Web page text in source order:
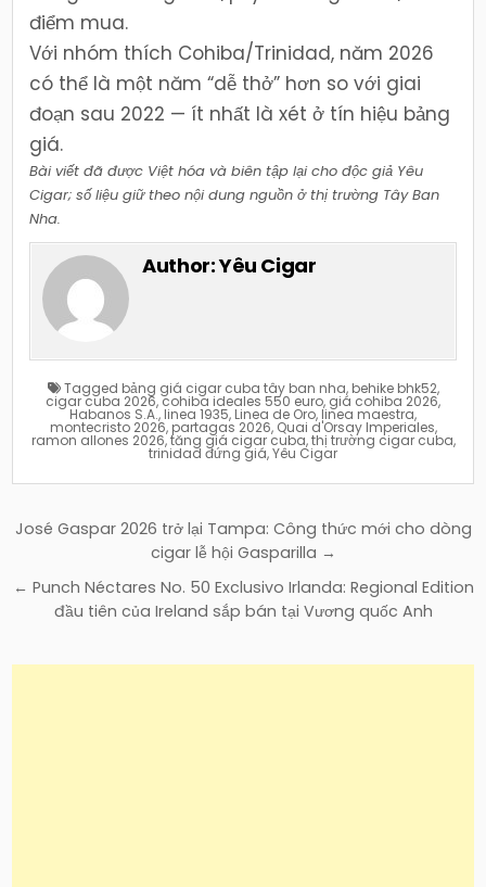
điểm mua.
Với nhóm thích Cohiba/Trinidad, năm 2026
có thể là một năm “dễ thở” hơn so với giai
đoạn sau 2022 — ít nhất là xét ở tín hiệu bảng
giá.
Bài viết đã được Việt hóa và biên tập lại cho độc giả Yêu
Cigar; số liệu giữ theo nội dung nguồn ở thị trường Tây Ban
Nha.
Author:Yêu Cigar
Tagged bảng giá cigar cuba tây ban nha, behike bhk52,
cigar cuba 2026,cohiba ideales 550 euro, giá cohiba 2026,
Habanos S.A., linea 1935, Linea de Oro, linea maestra,
montecristo 2026, partagas 2026, Quai d'Orsay Imperiales,
ramon allones 2026,tăng giá cigar cuba,thị trường cigar cuba,
trinidad đứng giá,Yêu Cigar
Điều
bài
viết
José Gaspar 2026 trở lại Tampa: Công thức mới cho dòng
cigar lễ hội Gasparilla →
← Punch Néctares No. 50 Exclusivo Irlanda: Regional Edition
đầu tiên của Ireland sắp bán tại Vương quốc Anh